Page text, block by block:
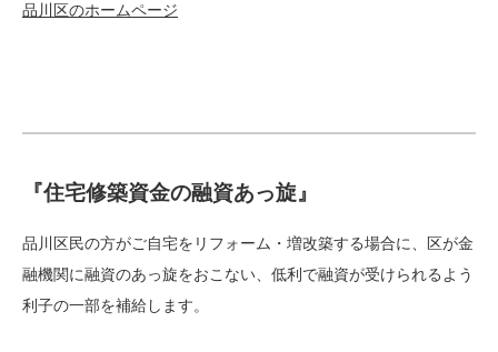
品川区のホームページ
『住宅修築資金の融資あっ旋』
品川区民の方がご自宅をリフォーム・増改築する場合に、区が金
融機関に融資のあっ旋をおこない、低利で融資が受けられるよう
利子の一部を補給します。